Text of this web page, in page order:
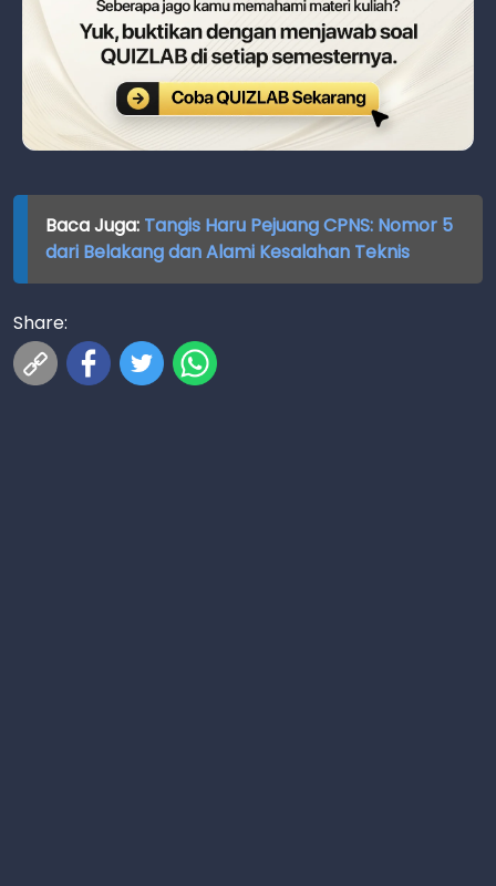
Baca Juga: Tangis Haru Pejuang CPNS: Nomor 5
dari Belakang dan Alami Kesalahan Teknis
Share: